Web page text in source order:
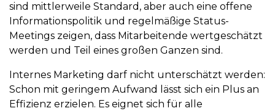
sind mittlerweile Standard, aber auch eine offene
Informationspolitik und regelmäßige Status-
Meetings zeigen, dass Mitarbeitende wertgeschätzt
werden und Teil eines großen Ganzen sind.
Internes Marketing darf nicht unterschätzt werden:
Schon mit geringem Aufwand lässt sich ein Plus an
Effizienz erzielen. Es eignet sich für alle